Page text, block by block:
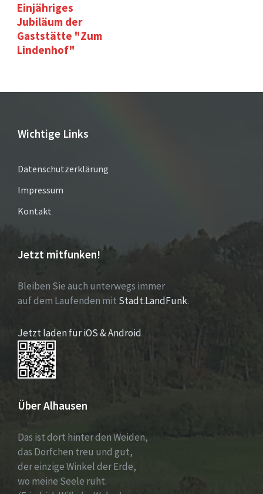
Einjähriges
Jubiläum der
Gaststätte "Zum
Lindenhof"
Wichtige Links
Datenschutzerklärung
Impressum
Kontakt
Jetzt mitfunken!
Bleiben Sie auch unterwegs immer
auf dem Laufenden mit Stadt.LandFunk.
Jetzt laden für iOS & Android
Über Alhausen
Das ist dort hinter den Weiden,
das Dörfchen treu und gut,
der einzige Winkel der Erde,
wo meine Seele ruht.